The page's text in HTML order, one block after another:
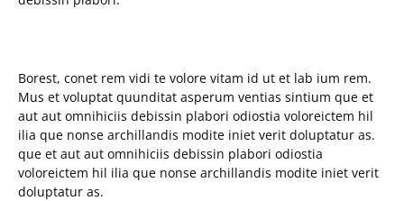
Borest, conet rem vidi te volore vitam id ut et lab ium rem.
Mus et voluptat quunditat asperum ventias sintium que et
aut aut omnihiciis debissin plabori odiostia voloreictem hil
ilia que nonse archillandis modite iniet verit doluptatur as.
que et aut aut omnihiciis debissin plabori odiostia
voloreictem hil ilia que nonse archillandis modite iniet verit
doluptatur as.